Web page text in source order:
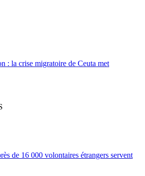
: la crise migratoire de Ceuta met
de 16 000 volontaires étrangers servent